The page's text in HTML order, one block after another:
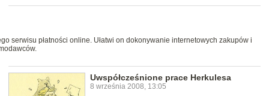
serwisu płatności online. Ułatwi on dokonywanie internetowych zakupów i
Uwspółcześnione prace Herkulesa
8 września 2008, 13:05